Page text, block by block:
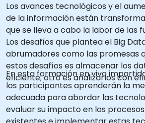
Los avances tecnológicos y el
de la información están
que se lleva a cabo la labor de las
Los desafíos que plantea el Big
abrumadores como las promesas
estos desafíos es almacenar los
eficiente; otro es analizarlos con
En esta formación en vivo
los participantes aprenderán la
adecuada para abordar las
evaluar su impacto en los